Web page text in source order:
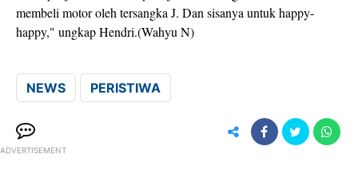
membeli motor oleh tersangka J. Dan sisanya untuk happy-
happy," ungkap Hendri.(Wahyu N)
NEWS PERISTIWA
ADVERTISEMENT